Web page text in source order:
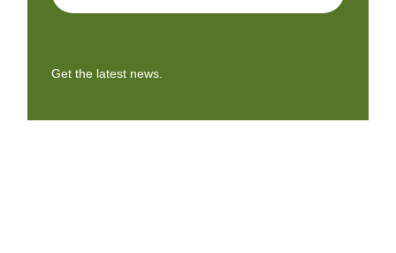
Get the latest news.